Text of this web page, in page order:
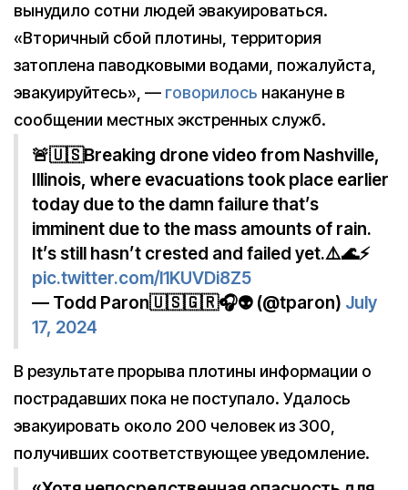
вынудило сотни людей эвакуироваться.
«Вторичный сбой плотины, территория
затоплена паводковыми водами, пожалуйста,
эвакуируйтесь», — говорилось накануне в
сообщении местных экстренных служб.
🚨🇺🇸Breaking drone video from Nashville,
Illinois, where evacuations took place earlier
today due to the damn failure that’s
imminent due to the mass amounts of rain.
It’s still hasn’t crested and failed yet.⚠️🌊⚡️
pic.twitter.com/l1KUVDi8Z5
— Todd Paron🇺🇸🇬🇷🎧👽 (@tparon) July
17, 2024
В результате прорыва плотины информации о
пострадавших пока не поступало. Удалось
эвакуировать около 200 человек из 300,
получивших соответствующее уведомление.